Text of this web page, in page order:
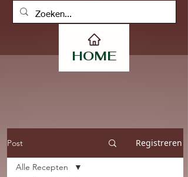
HOME
Post Registreren
Alle Recepten